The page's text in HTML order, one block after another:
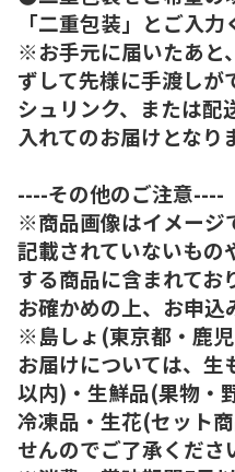
「二重包装」とご入力
※お手元に届いたあと
ずして先様に手渡しが
シュリンク、または配
入れてのお届けとなり
----その他のご注意----
※商品画像はイメージ
記載されていないもの
する商品に含まれてお
お確かめの上、お申込
※島しょ(東京都・鹿
お届けについては、生
以内)・生鮮品(果物・
冷凍品・生花(セット
せんのでご了承くださ